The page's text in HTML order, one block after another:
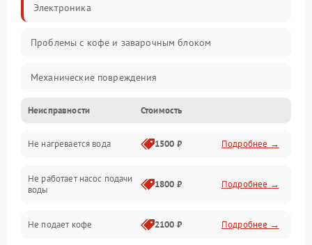
Электроника
Проблемы с кофе и заварочным блоком
Механические повреждения
Прочие неисправности
Включение и работа
Проблемы с водой
Неисправности Стоимость
Не нагревается вода 1500 ₽ Подробнее →
Не работает насос подачи
воды
1800 ₽ Подробнее →
Не подает кофе 2100 ₽ Подробнее →